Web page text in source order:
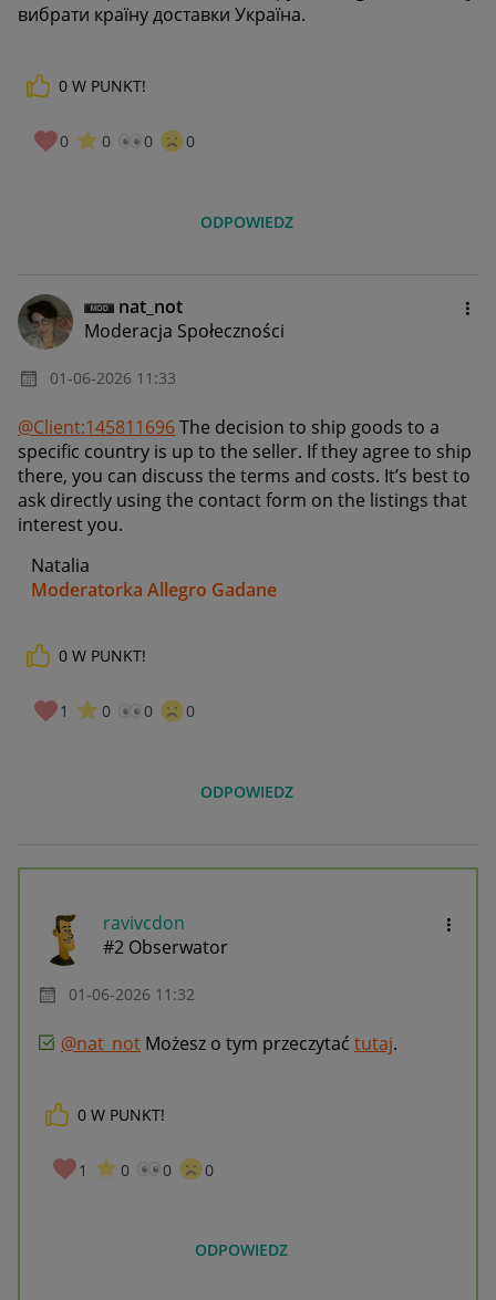
вибрати країну доставки Україна.
0 W PUNKT!
0 0 0 0
ODPOWIEDZ
nat_not
Moderacja Społeczności
‎01-06-2026 11:33
@Client:145811696The decision to ship goods to a
specific country is up to the seller. If they agree to ship
there, you can discuss the terms and costs. It’s best to
ask directly using the contact form on the listings that
interest you.
Natalia
Moderatorka Allegro Gadane
0 W PUNKT!
1 0 0 0
ODPOWIEDZ
ravivcdon
#2 Obserwator
‎01-06-2026 11:32
@nat_not Możesz o tym przeczytać tutaj.
0 W PUNKT!
1 0 0 0
ODPOWIEDZ